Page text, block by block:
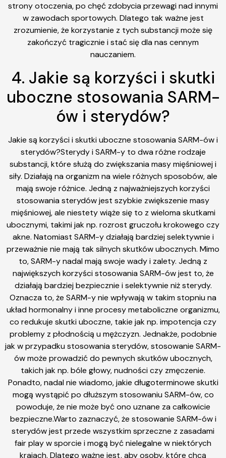
strony otoczenia, po chęć zdobycia przewagi nad innymi
w zawodach sportowych. Dlatego tak ważne jest
zrozumienie, że korzystanie z tych substancji może się
zakończyć tragicznie i stać się dla nas cennym
nauczaniem.
4. Jakie są korzyści i skutki
uboczne stosowania SARM-
ów i sterydów?
Jakie są korzyści i skutki uboczne stosowania SARM-ów i
sterydów?Sterydy i SARM-y to dwa różne rodzaje
substancji, które służą do zwiększania masy mięśniowej i
siły. Działają na organizm na wiele różnych sposobów, ale
mają swoje różnice. Jedną z najważniejszych korzyści
stosowania sterydów jest szybkie zwiększenie masy
mięśniowej, ale niestety wiąże się to z wieloma skutkami
ubocznymi, takimi jak np. rozrost gruczołu krokowego czy
akne. Natomiast SARM-y działają bardziej selektywnie i
przeważnie nie mają tak silnych skutków ubocznych. Mimo
to, SARM-y nadal mają swoje wady i zalety. Jedną z
największych korzyści stosowania SARM-ów jest to, że
działają bardziej bezpiecznie i selektywnie niż sterydy.
Oznacza to, że SARM-y nie wpływają w takim stopniu na
układ hormonalny i inne procesy metaboliczne organizmu,
co redukuje skutki uboczne, takie jak np. impotencja czy
problemy z płodnością u mężczyzn. Jednakże, podobnie
jak w przypadku stosowania sterydów, stosowanie SARM-
ów może prowadzić do pewnych skutków ubocznych,
takich jak np. bóle głowy, nudności czy zmęczenie.
Ponadto, nadal nie wiadomo, jakie długoterminowe skutki
mogą wystąpić po dłuższym stosowaniu SARM-ów, co
powoduje, że nie może być ono uznane za całkowicie
bezpieczne.Warto zaznaczyć, że stosowanie SARM-ów i
sterydów jest przede wszystkim sprzeczne z zasadami
fair play w sporcie i mogą być nielegalne w niektórych
krajach. Dlatego ważne jest, aby osoby, które chcą